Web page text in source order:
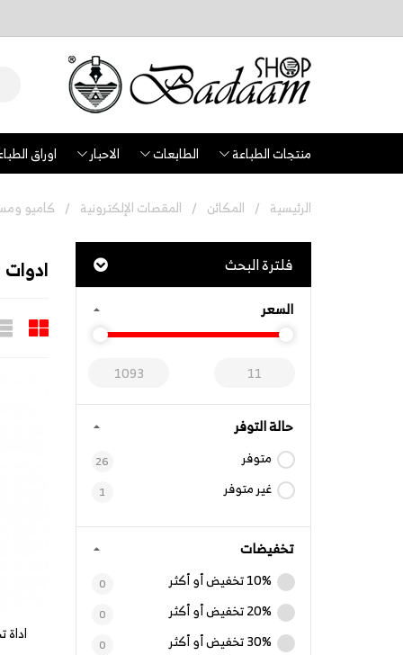
منتجات الطباعة الطابعات الاحبار اوراق
الرئيسية المكائن المقصات الإلكترونية كاميو
فلترة البحث
السعر
حالة التوفر
متوفر 26
غير متوفر 1
تخفيضات
0
0
0
ادوات